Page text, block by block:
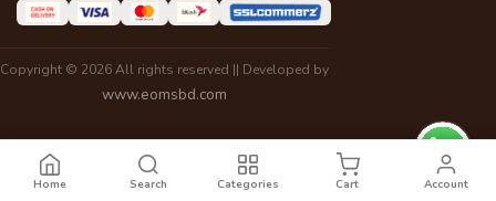
৳395 Add to Cart
Copyright © 2026 All rights reserved || Developed by
www.eomsbd.com
Home Search Categories Cart Account